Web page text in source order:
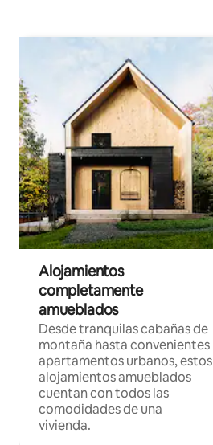
Alojamientos
completamente
amueblados
Desde tranquilas cabañas de
montaña hasta convenientes
apartamentos urbanos, estos
alojamientos amueblados
cuentan con todos las
comodidades de una
vivienda.